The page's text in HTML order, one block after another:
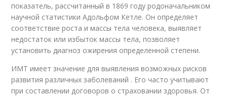
показатель, рассчитанный в 1869 году родоначальником
научной статистики Адольфом Кетле. Он определяет
соответствие роста и массы тела человека, выявляет
недостаток или избыток массы тела, позволяет
установить диагноз ожирения определенной степени.
ИМТ имеет значение для выявления возможных рисков
развития различных заболеваний . Его часто учитывают
при составлении договоров о страховании здоровья. От